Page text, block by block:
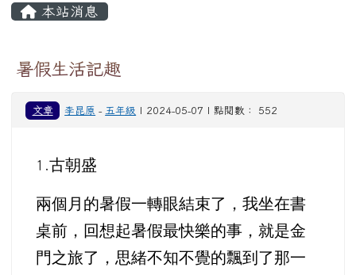
本站消息
暑假生活記趣
文章 李昆原 - 五年級 | 2024-05-07 | 點閱數： 552
1. 古朝盛
兩個月的暑假一轉眼結束了，我坐在書
桌前，回想起暑假最快樂的事，就是金
門之旅了，思緒不知不覺的飄到了那一